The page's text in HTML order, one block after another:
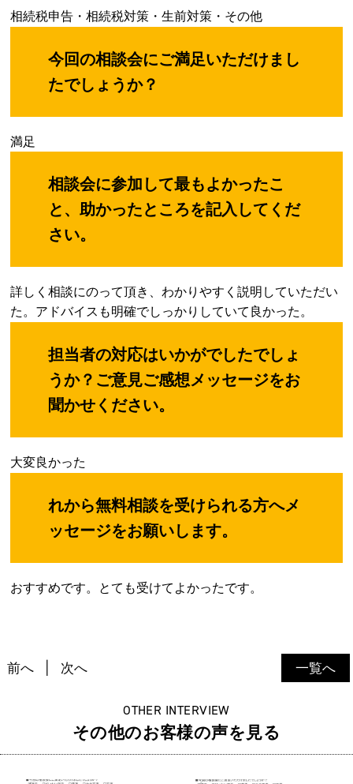
相続税申告・相続税対策・生前対策・その他
今回の相談会にご満足いただけまし
たでしょうか？
満足
相談会に参加して最もよかったこ
と、助かったところを記入してくだ
さい。
詳しく相談にのって頂き、わかりやすく説明していただい
た。アドバイスも明確でしっかりしていて良かった。
担当者の対応はいかがでしたでしょ
うか？ご意見ご感想メッセージをお
聞かせください。
大変良かった
れから無料相談を受けられる方へメ
ッセージをお願いします。
おすすめです。とても受けてよかったです。
一覧へ
前へ 次へ
OTHER INTERVIEW
その他のお客様の声を見る